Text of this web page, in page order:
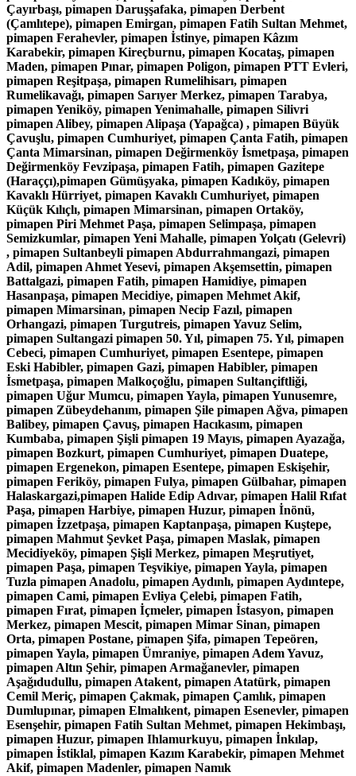
Çayırbaşı, pimapen Daruşşafaka, pimapen Derbent
(Çamlıtepe), pimapen Emirgan, pimapen Fatih Sultan Mehmet,
pimapen Ferahevler, pimapen İstinye, pimapen Kâzım
Karabekir, pimapen Kireçburnu, pimapen Kocataş, pimapen
Maden, pimapen Pınar, pimapen Poligon, pimapen PTT Evleri,
pimapen Reşitpaşa, pimapen Rumelihisarı, pimapen
Rumelikavağı, pimapen Sarıyer Merkez, pimapen Tarabya,
pimapen Yeniköy, pimapen Yenimahalle, pimapen Silivri
pimapen Alibey, pimapen Alipaşa (Yapağca) , pimapen Büyük
Çavuşlu, pimapen Cumhuriyet, pimapen Çanta Fatih, pimapen
Çanta Mimarsinan, pimapen Değirmenköy İsmetpaşa, pimapen
Değirmenköy Fevzipaşa, pimapen Fatih, pimapen Gazitepe
(Haraççı),pimapen Gümüşyaka, pimapen Kadıköy, pimapen
Kavaklı Hürriyet, pimapen Kavaklı Cumhuriyet, pimapen
Küçük Kılıçlı, pimapen Mimarsinan, pimapen Ortaköy,
pimapen Piri Mehmet Paşa, pimapen Selimpaşa, pimapen
Semizkumlar, pimapen Yeni Mahalle, pimapen Yolçatı (Gelevri)
, pimapen Sultanbeyli pimapen Abdurrahmangazi, pimapen
Adil, pimapen Ahmet Yesevi, pimapen Akşemsettin, pimapen
Battalgazi, pimapen Fatih, pimapen Hamidiye, pimapen
Hasanpaşa, pimapen Mecidiye, pimapen Mehmet Akif,
pimapen Mimarsinan, pimapen Necip Fazıl, pimapen
Orhangazi, pimapen Turgutreis, pimapen Yavuz Selim,
pimapen Sultangazi pimapen 50. Yıl, pimapen 75. Yıl, pimapen
Cebeci, pimapen Cumhuriyet, pimapen Esentepe, pimapen
Eski Habibler, pimapen Gazi, pimapen Habibler, pimapen
İsmetpaşa, pimapen Malkoçoğlu, pimapen Sultançiftliği,
pimapen Uğur Mumcu, pimapen Yayla, pimapen Yunusemre,
pimapen Zübeydehanım, pimapen Şile pimapen Ağva, pimapen
Balibey, pimapen Çavuş, pimapen Hacıkasım, pimapen
Kumbaba, pimapen Şişli pimapen 19 Mayıs, pimapen Ayazağa,
pimapen Bozkurt, pimapen Cumhuriyet, pimapen Duatepe,
pimapen Ergenekon, pimapen Esentepe, pimapen Eskişehir,
pimapen Feriköy, pimapen Fulya, pimapen Gülbahar, pimapen
Halaskargazi,pimapen Halide Edip Adıvar, pimapen Halil Rıfat
Paşa, pimapen Harbiye, pimapen Huzur, pimapen İnönü,
pimapen İzzetpaşa, pimapen Kaptanpaşa, pimapen Kuştepe,
pimapen Mahmut Şevket Paşa, pimapen Maslak, pimapen
Mecidiyeköy, pimapen Şişli Merkez, pimapen Meşrutiyet,
pimapen Paşa, pimapen Teşvikiye, pimapen Yayla, pimapen
Tuzla pimapen Anadolu, pimapen Aydınlı, pimapen Aydıntepe,
pimapen Cami, pimapen Evliya Çelebi, pimapen Fatih,
pimapen Fırat, pimapen İçmeler, pimapen İstasyon, pimapen
Merkez, pimapen Mescit, pimapen Mimar Sinan, pimapen
Orta, pimapen Postane, pimapen Şifa, pimapen Tepeören,
pimapen Yayla, pimapen Ümraniye, pimapen Adem Yavuz,
pimapen Altın Şehir, pimapen Armağanevler, pimapen
Aşağıdudullu, pimapen Atakent, pimapen Atatürk, pimapen
Cemil Meriç, pimapen Çakmak, pimapen Çamlık, pimapen
Dumlupınar, pimapen Elmalıkent, pimapen Esenevler, pimapen
Esenşehir, pimapen Fatih Sultan Mehmet, pimapen Hekimbaşı,
pimapen Huzur, pimapen Ihlamurkuyu, pimapen İnkılap,
pimapen İstiklal, pimapen Kazım Karabekir, pimapen Mehmet
Akif, pimapen Madenler, pimapen Namık